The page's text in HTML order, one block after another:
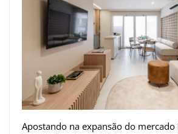
Apostando na expansão do